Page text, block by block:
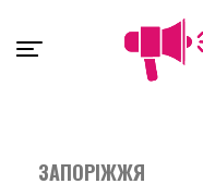
ЗАПОРІЖЖЯ
Exit